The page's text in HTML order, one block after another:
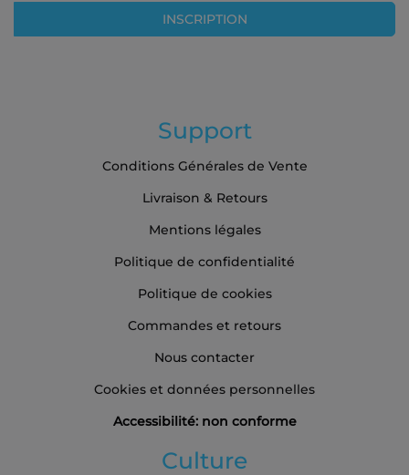
lettre
:
INSCRIPTION
Support
Conditions Générales de Vente
Livraison & Retours
Mentions légales
Politique de confidentialité
Politique de cookies
Commandes et retours
Nous contacter
Cookies et données personnelles
Accessibilité: non conforme
Culture